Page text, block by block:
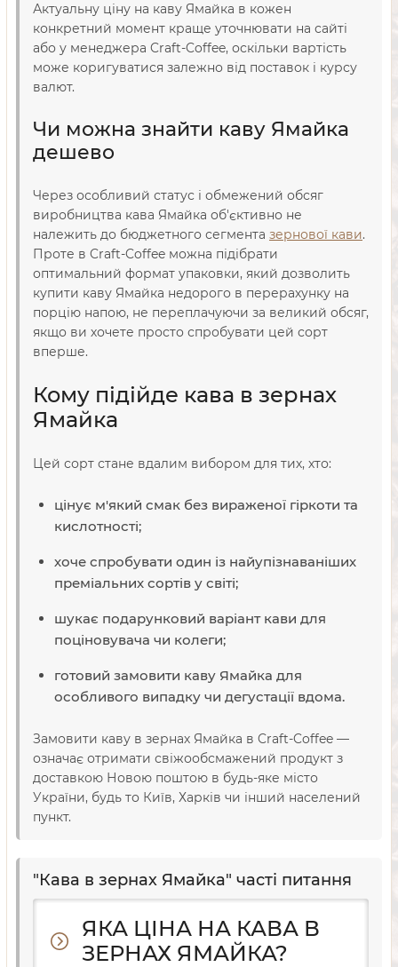
Актуальну ціну на каву Ямайка в кожен
конкретний момент краще уточнювати на сайті
або у менеджера Craft-Coffee, оскільки вартість
може коригуватися залежно від поставок і курсу
валют.
Чи можна знайти каву Ямайка
дешево
Через особливий статус і обмежений обсяг
виробництва кава Ямайка об'єктивно не
належить до бюджетного сегмента зернової кави.
Проте в Craft-Coffee можна підібрати
оптимальний формат упаковки, який дозволить
купити каву Ямайка недорого в перерахунку на
порцію напою, не переплачуючи за великий обсяг,
якщо ви хочете просто спробувати цей сорт
вперше.
Кому підійде кава в зернах
Ямайка
Цей сорт стане вдалим вибором для тих, хто:
цінує м'який смак без вираженої гіркоти та
кислотності;
хоче спробувати один із найупізнаваніших
преміальних сортів у світі;
шукає подарунковий варіант кави для
поціновувача чи колеги;
готовий замовити каву Ямайка для
особливого випадку чи дегустації вдома.
Замовити каву в зернах Ямайка в Craft-Coffee —
означає отримати свіжообсмажений продукт з
доставкою Новою поштою в будь-яке місто
України, будь то Київ, Харків чи інший населений
пункт.
"Кава в зернах Ямайка" часті питання
ЯКА ЦІНА НА КАВА В
ЗЕРНАХ ЯМАЙКА?